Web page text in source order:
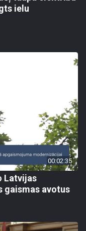
ielu
00:02:35
Latvijas
gaismas avotus